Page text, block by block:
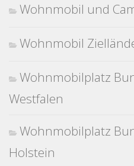
Wohnmobil und
Wohnmobil
Wohnmobilplatz
Westfalen
Wohnmobilplatz
Holstein